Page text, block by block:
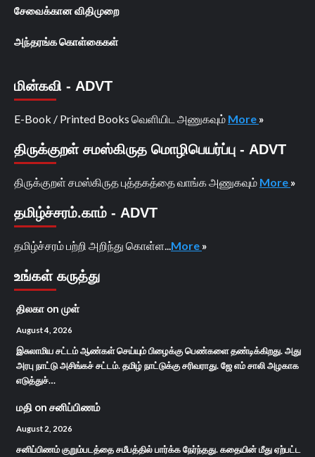
சேவைக்கான விதிமுறை
அந்தரங்க கொள்கைகள்
மின்கவி - ADVT
E-Book / Printed Books வெளியிட அணுகவும் More »
திருக்குறள் சமஸ்கிருத மொழிபெயர்ப்பு - ADVT
திருக்குறள் சமஸ்கிருத புத்தகத்தை வாங்க அணுகவும் More »
தமிழ்ச்சரம்.காம் - ADVT
தமிழ்ச்சரம் பற்றி அறிந்து கொள்ள... More »
உங்கள் கருத்து
திலகா on முள்
August 4, 2026
இசுலாமிய சட்டம் ஆண்கள் செய்யும் பிழைக்கு பெண்களை தண்டிக்கிறது. அது
அரபு நாட்டு அசிங்கச் சட்டம். தமிழ் நாட்டுக்கு சரிவராது. ஜே எம் சாலி அழகாக
எடுத்துச்…
மதி on சனிப்பிணம்
August 2, 2026
சனிப்பிணம் குறும்படத்தை சமீபத்தில் பார்க்க நேர்ந்தது. கதையின் மீது ஏற்பட்ட